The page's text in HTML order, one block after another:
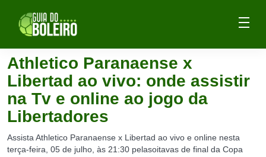
Athletico Paranaense x
Libertad ao vivo: onde assistir
na Tv e online ao jogo da
Libertadores
Assista Athletico Paranaense x Libertad ao vivo e online nesta
terça-feira, 05 de julho, às 21:30 pelasoitavas de final da Copa